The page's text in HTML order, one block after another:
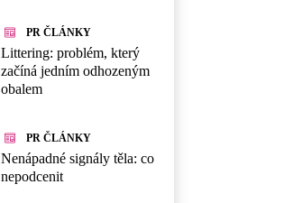
PR ČLÁNKY
Littering: problém, který
začíná jedním odhozeným
obalem
PR ČLÁNKY
Nenápadné signály těla: co
nepodcenit